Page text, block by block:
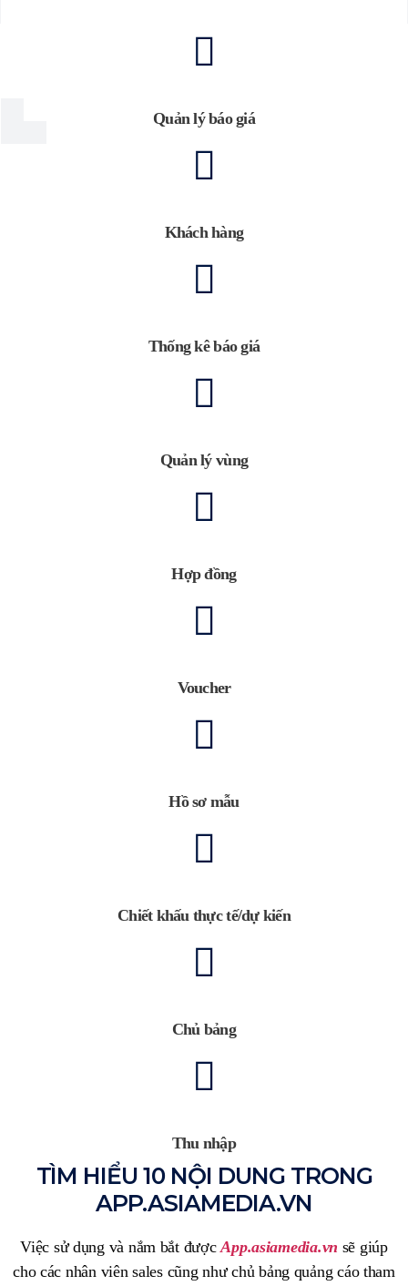
Quản lý báo giá
Khách hàng
Thống kê báo giá
Quản lý vùng
Hợp đồng
Voucher
Hồ sơ mẫu
Chiết khấu thực tế/dự kiến
Chủ bảng
Thu nhập
TÌM HIỂU 10 NỘI DUNG TRONG
APP.ASIAMEDIA.VN
Việc sử dụng và nắm bắt đượcApp.asiamedia.vn sẽ giúp
cho các nhân viên sales cũng như chủ bảng quảng cáo tham